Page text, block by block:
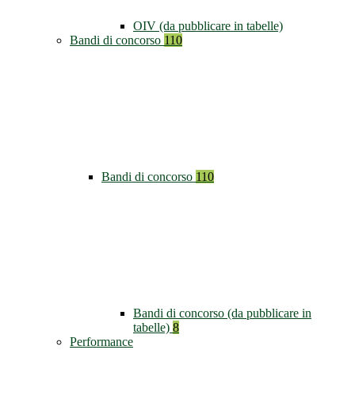
OIV (da pubblicare in tabelle)
Bandi di concorso 110
Bandi di concorso 110
Bandi di concorso (da pubblicare in
tabelle) 8
Performance